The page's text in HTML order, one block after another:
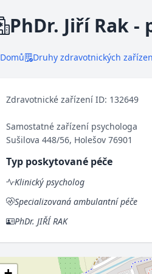
PhDr. Jiří Rak -
Domů Druhy zdravotnických
Zdravotnické zařízení ID: 132649
Samostatné zařízení psychologa
Sušilova 448/56, Holešov 76901
Typ poskytované péče
Klinický psycholog
Specializovaná ambulantní péče
PhDr. JIŘÍ RAK